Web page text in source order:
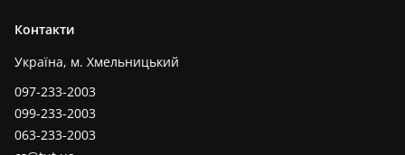
Контакти
Україна, м. Хмельницький
097-233-2003
099-233-2003
063-233-2003